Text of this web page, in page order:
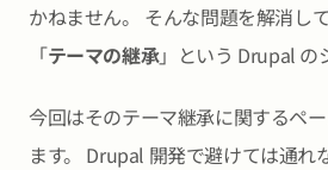
かねません。 そんな問題を解消し
「テーマの継承」という Drupal の
今回はそのテーマ継承に関するペ
ます。 Drupal 開発で避けては通れ